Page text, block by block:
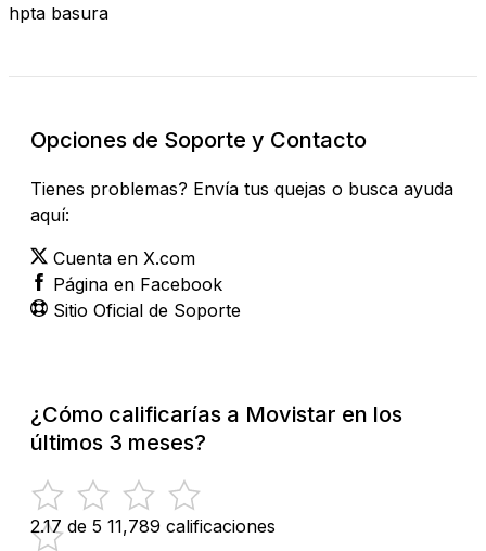
hpta basura
Opciones de Soporte y Contacto
Tienes problemas? Envía tus quejas o busca ayuda
aquí:
Cuenta en X.com
Página en Facebook
Sitio Oficial de Soporte
¿Cómo calificarías a Movistar en los
últimos 3 meses?
2.17 de 5 11,789 calificaciones